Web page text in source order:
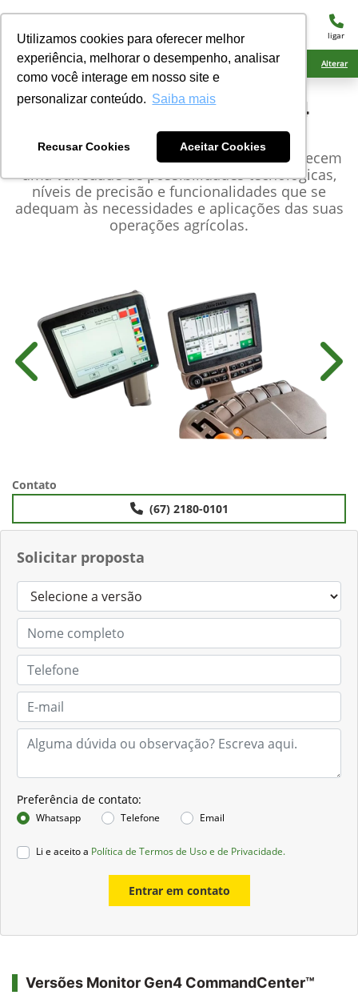
Utilizamos cookies para oferecer melhor
experiência, melhorar o desempenho, analisar
como você interage em nosso site e
personalizar conteúdo. Saiba mais
Recusar Cookies Aceitar Cookies
menu ligar
Ciarama Máquinas Eldorado Alterar
John DeereMonitor Gen4
CommandCenter™
Os monitores e receptores John Deere oferecem
uma variedade de possibilidades tecnológicas,
níveis de precisão e funcionalidades que se
adequam às necessidades e aplicações das suas
operações agrícolas.
Solicitar proposta
Preferência de contato:
Whatsapp Telefone Email
Li e aceito a Política de Termos de Uso e de Privacidade.
Entrar em contato
Anterior
Contato
(67) 2180-0101
Versões Monitor Gen4 CommandCenter™